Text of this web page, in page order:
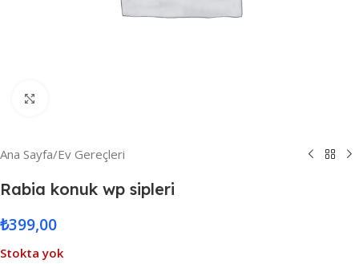
Ana Sayfa/Ev Gereçleri
Rabia konuk wp sipleri
₺399,00
Stokta yok